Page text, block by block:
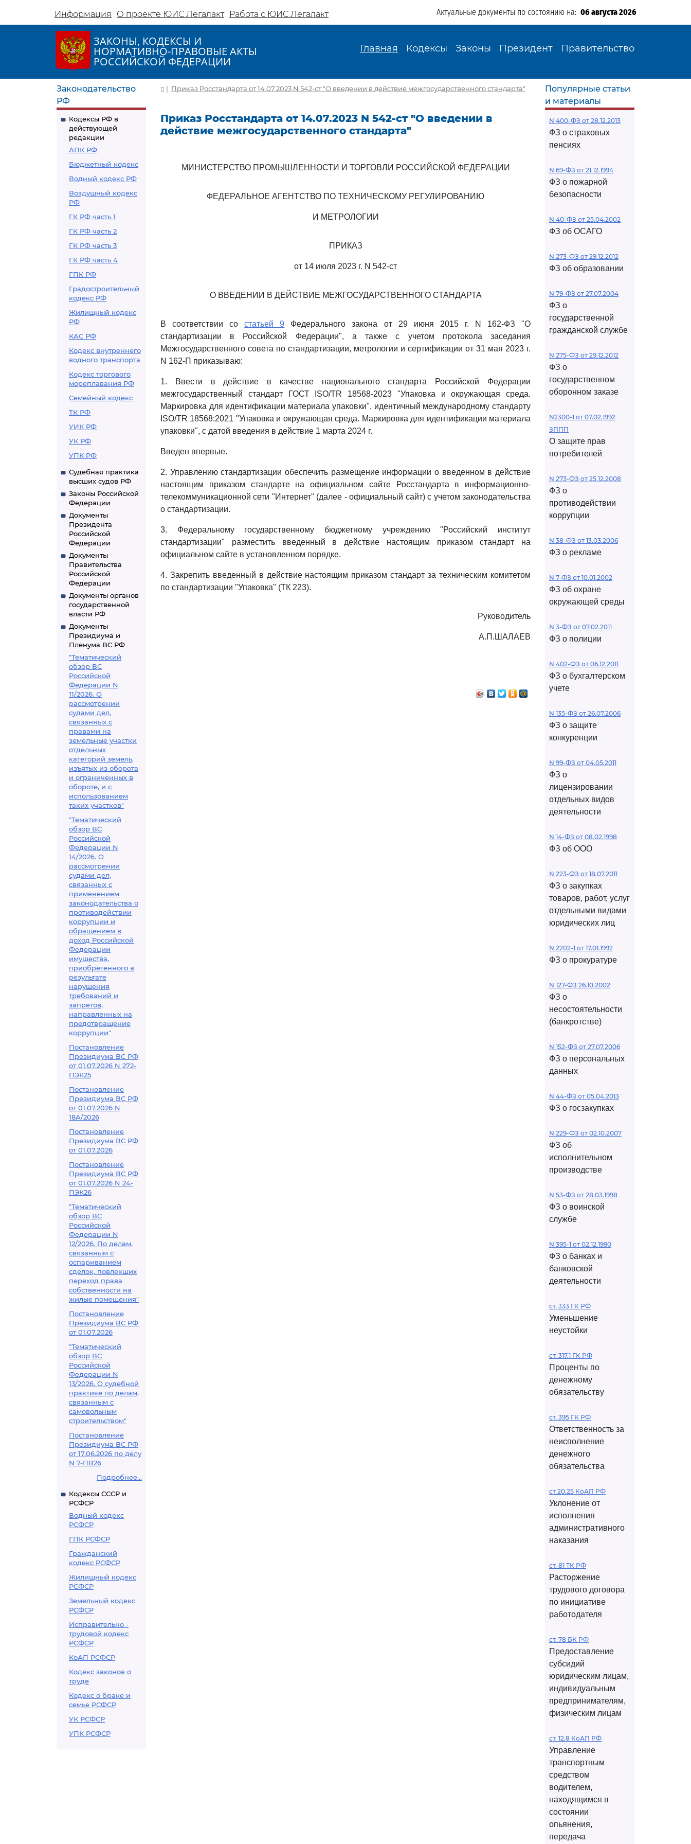
Информация О проекте ЮИС Легалакт Работа с ЮИС Легалакт Актуальные документы по состоянию на: 06 августа 2026
ЗАКОНЫ, КОДЕКСЫ И
НОРМАТИВНО-ПРАВОВЫЕ АКТЫ
РОССИЙСКОЙ ФЕДЕРАЦИИ
Главная Кодексы Законы Президент Правительство
Законодательство
РФ
Кодексы РФ в
действующей
редакции
АПК РФ
Бюджетный кодекс
Водный кодекс РФ
Воздушный кодекс
РФ
ГК РФ часть 1
ГК РФ часть 2
ГК РФ часть 3
ГК РФ часть 4
ГПК РФ
Градостроительный
кодекс РФ
Жилищный кодекс
РФ
КАС РФ
Кодекс внутреннего
водного транспорта
Кодекс торгового
мореплавания РФ
Семейный кодекс
ТК РФ
УИК РФ
УК РФ
УПК РФ
Судебная практика
высших судов РФ
Законы Российской
Федерации
Документы
Президента
Российской
Федерации
Документы
Правительства
Российской
Федерации
Документы органов
государственной
власти РФ
Документы
Президиума и
Пленума ВС РФ
"Тематический
обзор ВС
Российской
Федерации N
11/2026. О
рассмотрении
судами дел,
связанных с
правами на
земельные участки
отдельных
категорий земель,
изъятых из оборота
и ограниченных в
обороте, и с
использованием
таких участков"
"Тематический
обзор ВС
Российской
Федерации N
14/2026. О
рассмотрении
судами дел,
связанных с
применением
законодательства о
противодействии
коррупции и
обращением в
доход Российской
Федерации
имущества,
приобретенного в
результате
нарушения
требований и
запретов,
направленных на
предотвращение
коррупции"
Постановление
Президиума ВС РФ
от 01.07.2026 N 272-
ПЭК25
Постановление
Президиума ВС РФ
от 01.07.2026 N
18А/2026
Постановление
Президиума ВС РФ
от 01.07.2026
Постановление
Президиума ВС РФ
от 01.07.2026 N 24-
ПЭК26
"Тематический
обзор ВС
Российской
Федерации N
12/2026. По делам,
связанным с
оспариванием
сделок, повлекших
переход права
собственности на
жилые помещения"
Постановление
Президиума ВС РФ
от 01.07.2026
"Тематический
обзор ВС
Российской
Федерации N
13/2026. О судебной
практике по делам,
связанным с
самовольным
строительством"
Постановление
Президиума ВС РФ
от 17.06.2026 по делу
N 7-ПВ26
Подробнее...
Кодексы СССР и
РСФСР
Водный кодекс
РСФСР
ГПК РСФСР
Гражданский
кодекс РСФСР
Жилищный кодекс
РСФСР
Земельный кодекс
РСФСР
Исправительно -
трудовой кодекс
РСФСР
КоАП РСФСР
Кодекс законов о
труде
Кодекс о браке и
семье РСФСР
УК РСФСР
УПК РСФСР
| Приказ Росстандарта от 14.07.2023 N 542-ст "О введении в действие межгосударственного стандарта"
Приказ Росстандарта от 14.07.2023 N 542-ст "О введении в
действие межгосударственного стандарта"
МИНИСТЕРСТВО ПРОМЫШЛЕННОСТИ И ТОРГОВЛИ РОССИЙСКОЙ ФЕДЕРАЦИИ
ФЕДЕРАЛЬНОЕ АГЕНТСТВО ПО ТЕХНИЧЕСКОМУ РЕГУЛИРОВАНИЮ
И МЕТРОЛОГИИ
ПРИКАЗ
от 14 июля 2023 г. N 542-ст
О ВВЕДЕНИИ В ДЕЙСТВИЕ МЕЖГОСУДАРСТВЕННОГО СТАНДАРТА
В соответствии состатьей 9 Федерального закона от 29 июня 2015 г. N 162-ФЗ "О
стандартизации в Российской Федерации", а также с учетом протокола заседания
Межгосударственного совета по стандартизации, метрологии и сертификации от 31 мая 2023 г.
N 162-П приказываю:
1. Ввести в действие в качестве национального стандарта Российской Федерации
межгосударственный стандарт ГОСТ ISO/TR 18568-2023 "Упаковка и окружающая среда.
Маркировка для идентификации материала упаковки", идентичный международному стандарту
ISO/TR 18568:2021 "Упаковка и окружающая среда. Маркировка для идентификации материала
упаковки", с датой введения в действие 1 марта 2024 г.
Введен впервые.
2. Управлению стандартизации обеспечить размещение информации о введенном в действие
настоящим приказом стандарте на официальном сайте Росстандарта в информационно-
телекоммуникационной сети "Интернет" (далее - официальный сайт) с учетом законодательства
о стандартизации.
3. Федеральному государственному бюджетному учреждению "Российский институт
стандартизации" разместить введенный в действие настоящим приказом стандарт на
официальном сайте в установленном порядке.
4. Закрепить введенный в действие настоящим приказом стандарт за техническим комитетом
по стандартизации "Упаковка" (ТК 223).
Руководитель
А.П.ШАЛАЕВ
Популярные статьи
и материалы
N 400-ФЗ от 28.12.2013
ФЗ о страховых
пенсиях
N 69-ФЗ от 21.12.1994
ФЗ о пожарной
безопасности
N 40-ФЗ от 25.04.2002
ФЗ об ОСАГО
N 273-ФЗ от 29.12.2012
ФЗ об образовании
N 79-ФЗ от 27.07.2004
ФЗ о
государственной
гражданской службе
N 275-ФЗ от 29.12.2012
ФЗ о
государственном
оборонном заказе
N2300-1 от 07.02.1992
ЗППП
О защите прав
потребителей
N 273-ФЗ от 25.12.2008
ФЗ о
противодействии
коррупции
N 38-ФЗ от 13.03.2006
ФЗ о рекламе
N 7-ФЗ от 10.01.2002
ФЗ об охране
окружающей среды
N 3-ФЗ от 07.02.2011
ФЗ о полиции
N 402-ФЗ от 06.12.2011
ФЗ о бухгалтерском
учете
N 135-ФЗ от 26.07.2006
ФЗ о защите
конкуренции
N 99-ФЗ от 04.05.2011
ФЗ о
лицензировании
отдельных видов
деятельности
N 14-ФЗ от 08.02.1998
ФЗ об ООО
N 223-ФЗ от 18.07.2011
ФЗ о закупках
товаров, работ, услуг
отдельными видами
юридических лиц
N 2202-1 от 17.01.1992
ФЗ о прокуратуре
N 127-ФЗ 26.10.2002
ФЗ о
несостоятельности
(банкротстве)
N 152-ФЗ от 27.07.2006
ФЗ о персональных
данных
N 44-ФЗ от 05.04.2013
ФЗ о госзакупках
N 229-ФЗ от 02.10.2007
ФЗ об
исполнительном
производстве
N 53-ФЗ от 28.03.1998
ФЗ о воинской
службе
N 395-1 от 02.12.1990
ФЗ о банках и
банковской
деятельности
ст. 333 ГК РФ
Уменьшение
неустойки
ст. 317.1 ГК РФ
Проценты по
денежному
обязательству
ст. 395 ГК РФ
Ответственность за
неисполнение
денежного
обязательства
ст 20.25 КоАП РФ
Уклонение от
исполнения
административного
наказания
ст. 81 ТК РФ
Расторжение
трудового договора
по инициативе
работодателя
ст. 78 БК РФ
Предоставление
субсидий
юридическим лицам,
индивидуальным
предпринимателям,
физическим лицам
ст. 12.8 КоАП РФ
Управление
транспортным
средством
водителем,
находящимся в
состоянии
опьянения,
передача